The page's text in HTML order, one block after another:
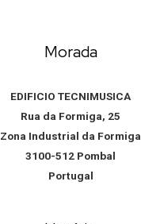
Morada
EDIFICIO TECNIMUSICA
Rua da Formiga, 25
Zona Industrial da Formiga
3100-512 Pombal
Portugal